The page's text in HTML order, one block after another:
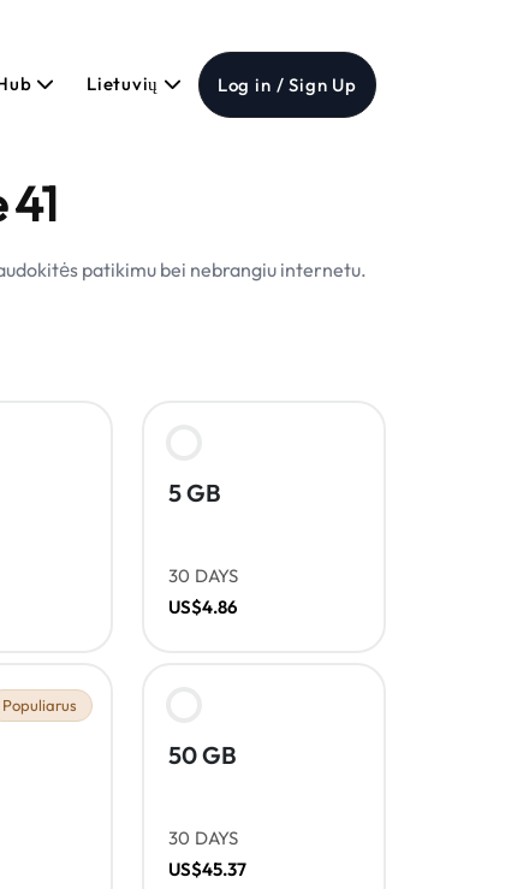
Lietuvių Log in / Sign Up
patikimu bei nebrangiu internetu.
5 GB
30 DAYS
US$4.86
Populiarus
50 GB
30 DAYS
US$45.37